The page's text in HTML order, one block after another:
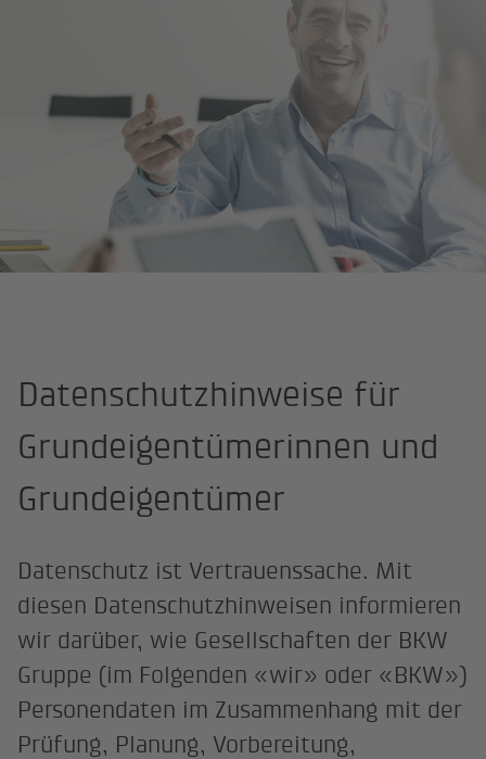
Datenschutzhinweise für
Grundeigentümerinnen und
Grundeigentümer
Datenschutz ist Vertrauenssache. Mit
diesen Datenschutzhinweisen informieren
wir darüber, wie Gesellschaften der BKW
Gruppe (im Folgenden «wir» oder «BKW»)
Personendaten im Zusammenhang mit der
Prüfung, Planung, Vorbereitung,